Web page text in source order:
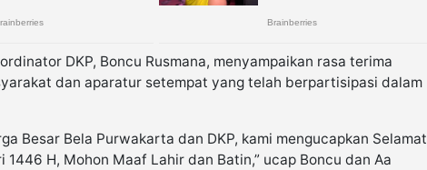
DKP, Boncu Rusmana, menyampaikan rasa terima
dan aparatur setempat yang telah berpartisipasi dalam
Besar Bela Purwakarta dan DKP, kami mengucapkan Selamat
1446 H, Mohon Maaf Lahir dan Batin,” ucap Boncu dan Aa